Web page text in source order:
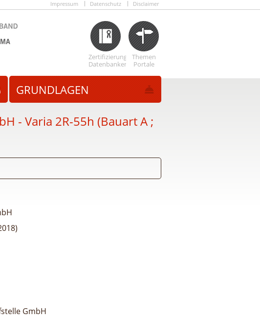
Impressum Datenschutz Disclaimer
Zertifizierungs
Datenbanken
Themen
Portale
GRUNDLAGEN
- Varia 2R-55h (Bauart A ;
GmbH